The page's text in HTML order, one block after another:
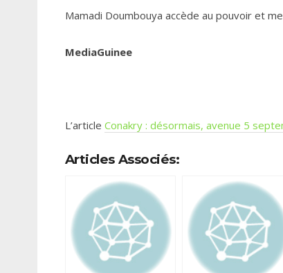
Mamadi Doumbouya accède au pouvoir et
MediaGuinee
L’article Conakry : désormais, avenue 5
Articles Associés: